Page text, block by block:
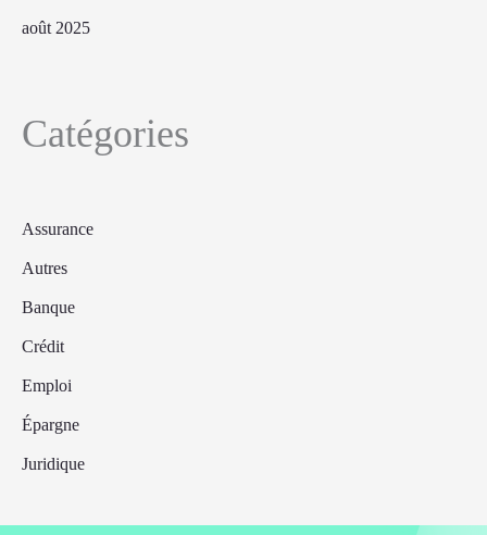
août 2025
Catégories
Assurance
Autres
Banque
Crédit
Emploi
Épargne
Juridique